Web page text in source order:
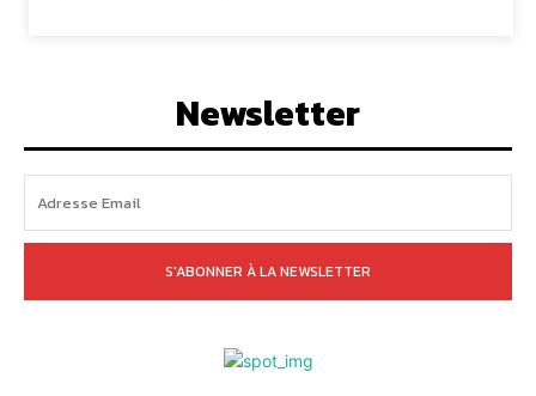
Newsletter
S'ABONNER À LA NEWSLETTER